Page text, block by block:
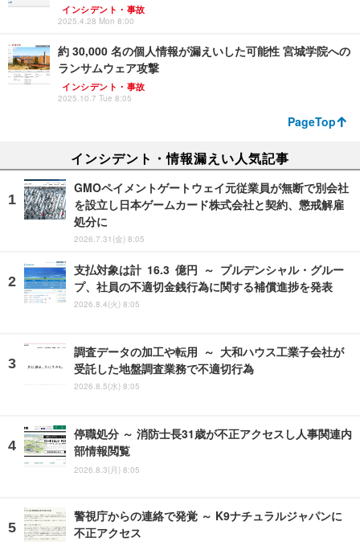
インシデント・事故
2025.4.28 Mon 8:00
約 30,000 名の個人情報が漏えいした可能性 宮城学院への
ランサムウェア攻撃
インシデント・事故
2025.10.7 Tue 8:05
PageTop
インシデント・情報漏えい人気記事
GMOペイメントゲートウェイ元従業員が無断で別会社
を設立し日本ゲームカード株式会社と契約、懲戒解雇
処分に
2026.7.31(金) 8:05
支払対象は計 16.3 億円 ～ プルデンシャル・グルー
プ、社員の不適切金銭行為に関する補償進捗を発表
2026.8.4(火) 8:05
調査データの加工や転用 ～ 大和ハウス工業子会社が
受託した地盤調査業務で不適切行為
2026.8.5(水) 8:05
停職処分 ～ 消防士長31歳が不正アクセスし人事関連内
部情報閲覧
2026.8.3(月) 8:05
警視庁からの連絡で発覚 ～ K9ナチュラルジャパンに
不正アクセス